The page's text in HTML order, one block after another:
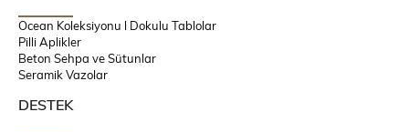
Ocean Koleksiyonu l Dokulu Tablolar
Pilli Aplikler
Beton Sehpa ve Sütunlar
Seramik Vazolar
DESTEK